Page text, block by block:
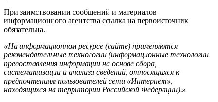
При заимствовании сообщений и материалов
информационного агентства ссылка на первоисточник
обязательна.
«На информационном ресурсе (сайте) применяются
рекомендательные технологии (информационные технологии
предоставления информации на основе сбора,
систематизации и анализа сведений, относящихся к
предпочтениям пользователей сети «Интернет»,
находящихся на территории Российской Федерации).»